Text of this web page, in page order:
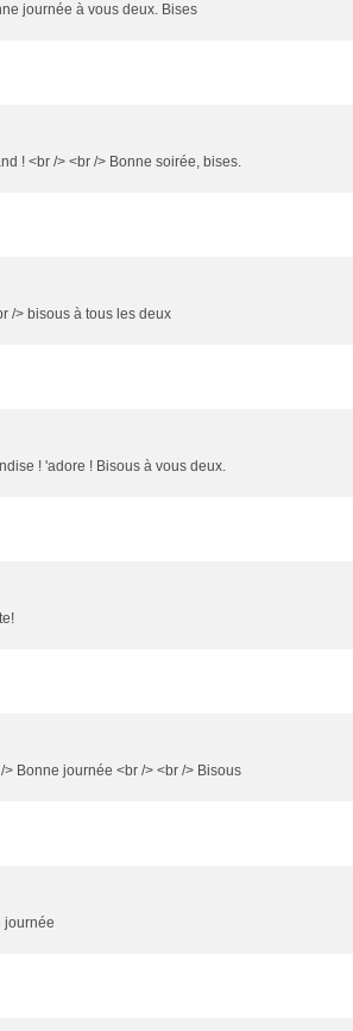
journée à vous deux. Bises
! <br /> <br /> Bonne soirée, bises.
/> bisous à tous les deux
! 'adore ! Bisous à vous deux.
Bonne journée <br /> <br /> Bisous
journée